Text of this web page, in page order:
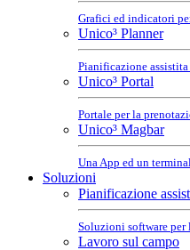
Grafici ed indicatori
Unico³ Planner
Pianificazione
Unico³ Portal
Portale per la
Unico³ Magbar
Una App ed un
Soluzioni
Pianificazione
Soluzioni software per
Lavoro sul campo